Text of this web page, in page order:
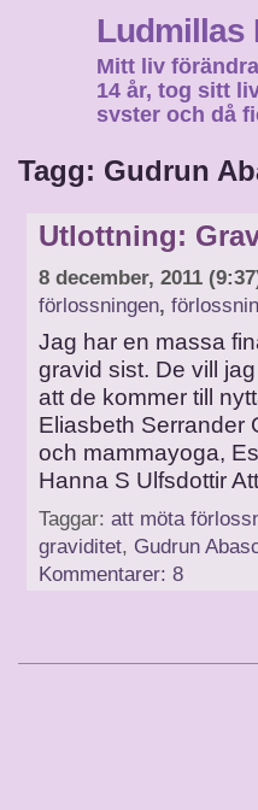
Ludmillas
Mitt liv
14 år, tog sitt
syster och då
Tagg: Gudrun
Utlottning:
8 december, 2011
förlossningen,
Jag har en massa
gravid sist. De vill
att de kommer till
Eliasbeth Serrander
och mammayoga,
Hanna S Ulfsdottir
Taggar: att möta
graviditet, Gudrun
Kommentarer: 8